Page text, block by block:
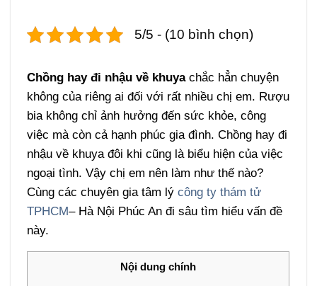
5/5 - (10 bình chọn)
Chồng hay đi nhậu về khuyachắc hẳn chuyện
không của riêng ai đối với rất nhiều chị em. Rượu
bia không chỉ ảnh hưởng đến sức khỏe, công
việc mà còn cả hạnh phúc gia đình. Chồng hay đi
nhậu về khuya đôi khi cũng là biểu hiện của việc
ngoại tình. Vậy chị em nên làm như thế nào?
Cùng các chuyên gia tâm lýcông ty thám tử
TPHCM– Hà Nội Phúc An đi sâu tìm hiểu vấn đề
này.
Nội dung chính